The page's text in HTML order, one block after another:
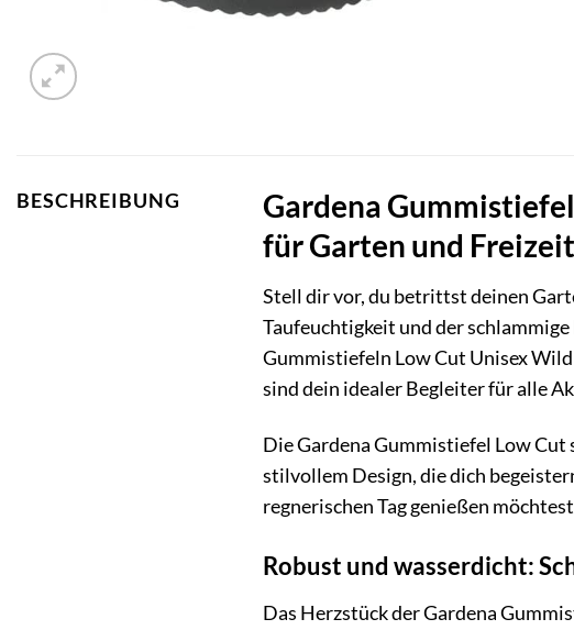
BESCHREIBUNG
Gardena
für Garten und Freizeit
Stell dir vor, du betrittst deinen
Taufeuchtigkeit und der
Gummistiefeln Low Cut Unisex
sind dein idealer Begleiter für alle
Die Gardena Gummistiefel Low
stilvollem Design, die dich
regnerischen Tag genießen
Robust und wasserdicht:
Das Herzstück der Gardena